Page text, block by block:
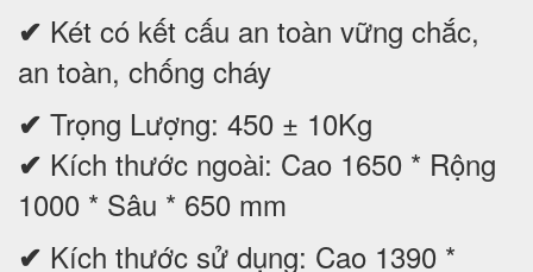
✔ Két có kết cấu an toàn vững chắc,
an toàn, chống cháy
✔ Trọng Lượng: 450 ± 10Kg
✔ Kích thước ngoài: Cao 1650 * Rộng
1000 * Sâu * 650 mm
✔ Kích thước sử dụng: Cao 1390 *